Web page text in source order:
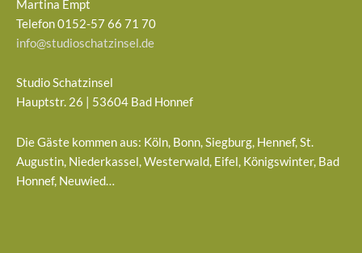
Martina Empt
Telefon 0152-57 66 71 70
info@studioschatzinsel.de
Studio Schatzinsel
Hauptstr. 26 | 53604 Bad Honnef
Die Gäste kommen aus: Köln, Bonn, Siegburg, Hennef, St.
Augustin, Niederkassel, Westerwald, Eifel, Königswinter, Bad
Honnef, Neuwied…